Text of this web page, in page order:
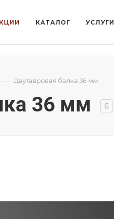
КАТАЛОГ УСЛУГИ
— Двутавровая балка 36 мм
36 мм 6